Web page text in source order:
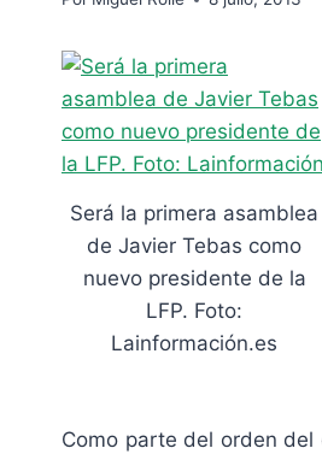
Será la primera asamblea
de Javier Tebas como
nuevo presidente de la
LFP. Foto:
Lainformación.es
Como parte del orden